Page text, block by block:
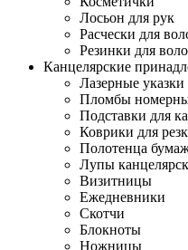
Лосьон для рук
Расчески для
Резинки для
Канцелярские
Лазерные указки
Пломбы
Подставки для
Коврики для
Полотенца
Лупы
Визитницы
Ежедневники
Скотчи
Блокноты
Ножницы